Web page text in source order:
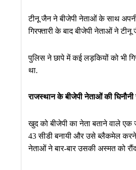
टीनू जैन ने बीजेपी नेताओं के साथ
गिरफ्तारी के बाद बीजेपी नेताओं ने
पुलिस ने छापे में कई लड़कियों को भी
था.
राजस्थान के बीजेपी नेताओं की घिनौनी
खुद को बीजेपी का नेता बताने वाले
43 सीडी बनायी और उसे ब्लैकमेल करने
नेताओं ने बार-बार उसकी अस्मत को